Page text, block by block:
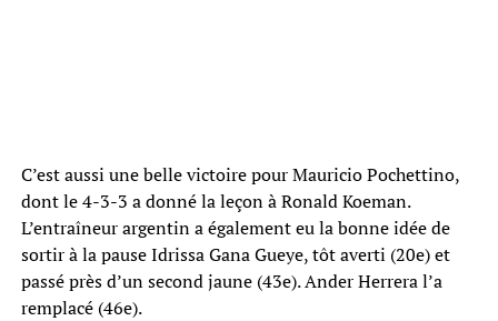
C’est aussi une belle victoire pour Mauricio Pochettino,
dont le 4-3-3 a donné la leçon à Ronald Koeman.
L’entraîneur argentin a également eu la bonne idée de
sortir à la pause Idrissa Gana Gueye, tôt averti (20e) et
passé près d’un second jaune (43e). Ander Herrera l’a
remplacé (46e).